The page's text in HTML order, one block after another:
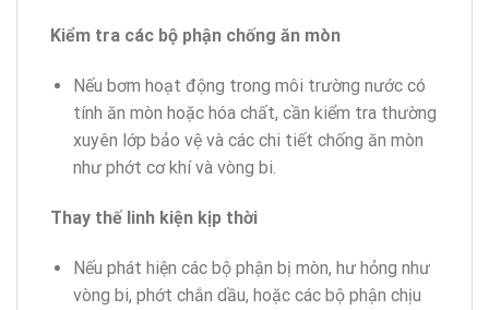
Kiểm tra các bộ phận chống ăn mòn
Nếu bơm hoạt động trong môi trường nước có
tính ăn mòn hoặc hóa chất, cần kiểm tra thường
xuyên lớp bảo vệ và các chi tiết chống ăn mòn
như phớt cơ khí và vòng bi.
Thay thế linh kiện kịp thời
Nếu phát hiện các bộ phận bị mòn, hư hỏng như
vòng bi, phớt chắn dầu, hoặc các bộ phận chịu